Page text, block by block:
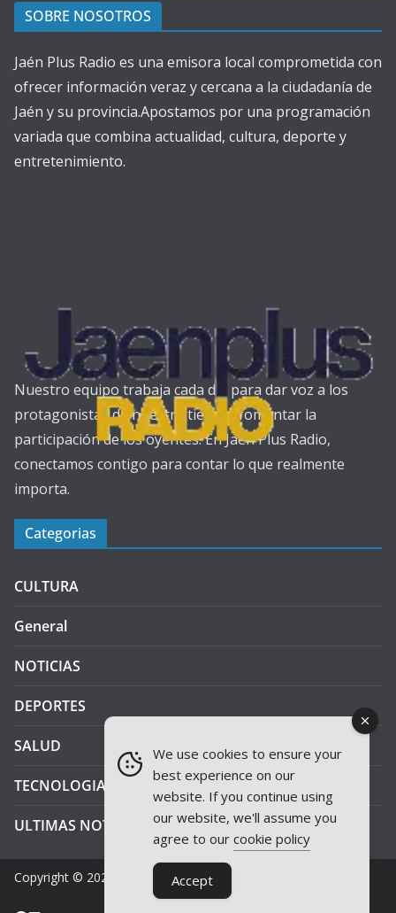
SOBRE NOSOTROS
Jaén Plus Radio es una emisora local comprometida con
ofrecer información veraz y cercana a la ciudadanía de
Jaén y su provincia.Apostamos por una programación
variada que combina actualidad, cultura, deporte y
entretenimiento.
Nuestro equipo trabaja cada día para dar voz a los
protagonistas de nuestra tierra y fomentar la
participación de los oyentes. En Jaén Plus Radio,
conectamos contigo para contar lo que realmente
importa.
Categorias
CULTURA
General
NOTICIAS
DEPORTES
SALUD
TECNOLOGIA
ULTIMAS NOTICIAS
Copyright © 2026 JAEN PLUS RADIO
We use cookies to ensure your
best experience on our
website. If you continue using
our website, we'll assume you
agree to our cookie policy
Accept